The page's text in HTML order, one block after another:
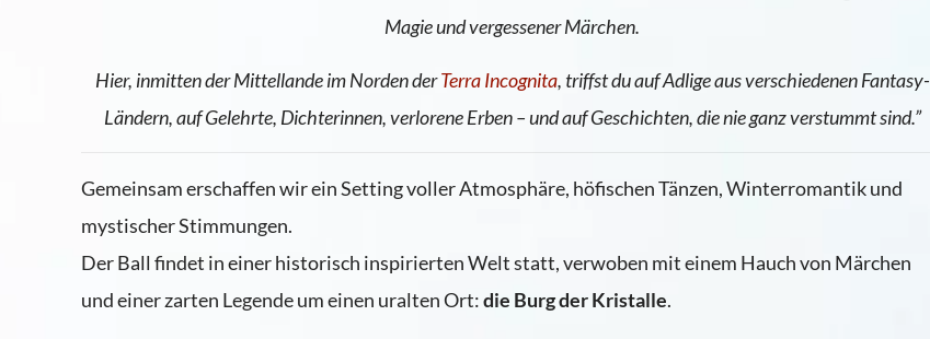
Magie und vergessener Märchen.
Hier, inmitten der Mittellande im Norden derTerra Incognita, triffst du auf Adlige aus verschiedenen Fantasy-
Ländern, auf Gelehrte, Dichterinnen, verlorene Erben – und auf Geschichten, die nie ganz verstummt sind.”
Gemeinsam erschaffen wir ein Setting voller Atmosphäre, höfischen Tänzen, Winterromantik und
mystischer Stimmungen.
Der Ball findet in einer historisch inspirierten Welt statt, verwoben mit einem Hauch von Märchen
und einer zarten Legende um einen uralten Ort:die Burg der Kristalle.